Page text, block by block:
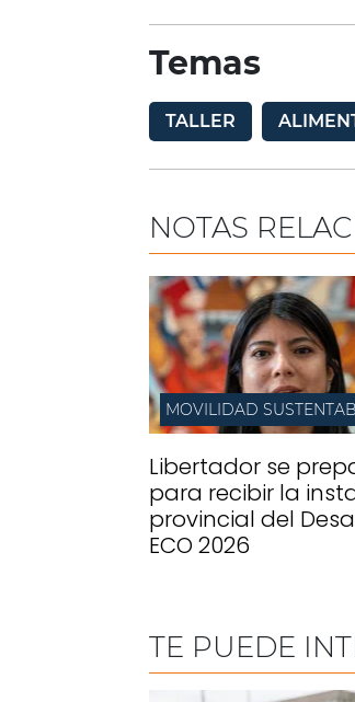
Temas
TALLER
NOTAS
MOVILIDAD
Libertador se
para recibir la
provincial del
ECO 2026
TE PUEDE